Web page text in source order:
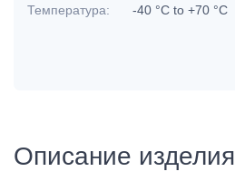
Температура: -40 °C to +70 °C
Описание изделия